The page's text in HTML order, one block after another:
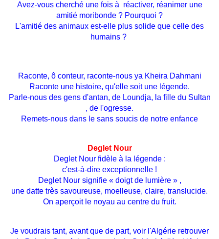
Avez-vous cherché une fois à réactiver, réanimer une
amitié moribonde ? Pourquoi ?
L'amitié des animaux est-elle plus solide que celle des
humains ?
Raconte, ô conteur, raconte-nous ya Kheira Dahmani
Raconte une histoire, qu'elle soit une légende.
Parle-nous des gens d'antan, de Loundja, la fille du Sultan
, de l'ogresse.
Remets-nous dans le sans soucis de notre enfance
Deglet Nour
Deglet Nour fidèle à la légende :
c'est-à-dire exceptionnelle !
Deglet Nour signifie « doigt de lumière » ,
une datte très savoureuse, moelleuse, claire, translucide.
On aperçoit le noyau au centre du fruit.
Je voudrais tant, avant que de part, voir l'Algérie retrouver